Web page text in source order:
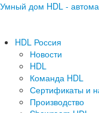
Умный дом HDL -
HDL Россия
Новости
HDL
Команда HDL
Сертификаты и
Производство